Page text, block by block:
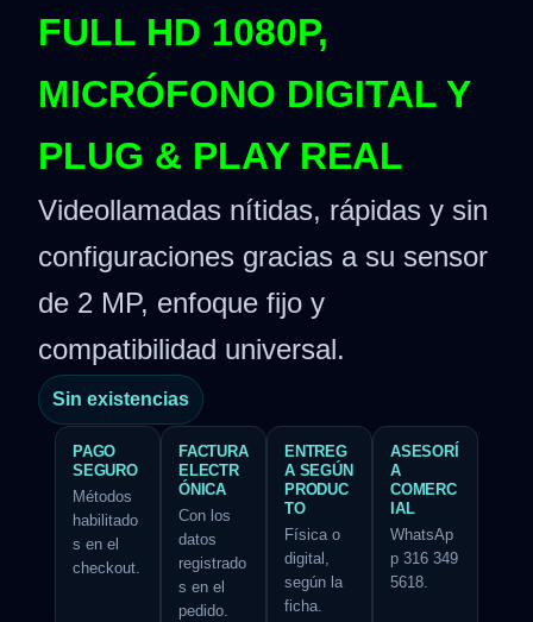
FULL HD 1080P,
MICRÓFONO DIGITAL Y
PLUG & PLAY REAL
Videollamadas nítidas, rápidas y sin
configuraciones gracias a su sensor
de 2 MP, enfoque fijo y
compatibilidad universal.
Sin existencias
PAGO
SEGURO
Métodos
habilitado
s en el
checkout.
FACTURA
ELECTR
ÓNICA
Con los
datos
registrado
s en el
pedido.
ENTREG
A SEGÚN
PRODUC
TO
Física o
digital,
según la
ficha.
ASESORÍ
A
COMERC
IAL
WhatsAp
p 316 349
5618.